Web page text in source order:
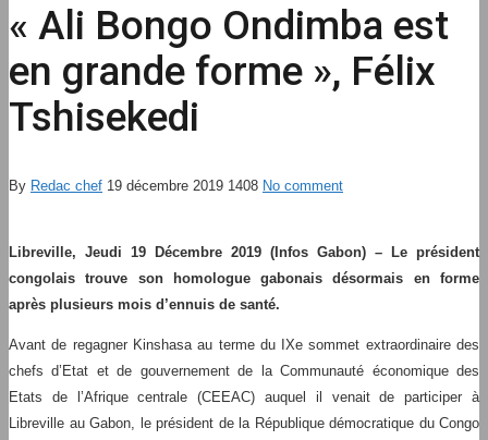
« Ali Bongo Ondimba est
en grande forme », Félix
Tshisekedi
By Redac chef 19 décembre 2019 1408 No comment
Libreville, Jeudi 19 Décembre 2019 (Infos Gabon) – Le président
congolais trouve son homologue gabonais désormais en forme
après plusieurs mois d’ennuis de santé.
Avant de regagner Kinshasa au terme du IXe sommet extraordinaire des
chefs d’Etat et de gouvernement de la Communauté économique des
Etats de l’Afrique centrale (CEEAC) auquel il venait de participer à
Libreville au Gabon, le président de la République démocratique du Congo